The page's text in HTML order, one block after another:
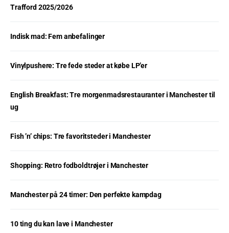
Trafford 2025/2026
Indisk mad: Fem anbefalinger
Vinylpushere: Tre fede steder at købe LP’er
English Breakfast: Tre morgenmadsrestauranter i Manchester til
ug
Fish ’n’ chips: Tre favoritsteder i Manchester
Shopping: Retro fodboldtrøjer i Manchester
Manchester på 24 timer: Den perfekte kampdag
10 ting du kan lave i Manchester